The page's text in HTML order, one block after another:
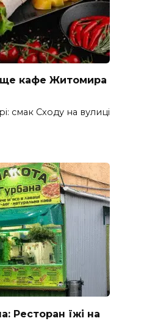
кафе Житомира
смак Сходу на вулиці
Ресторан їжі на